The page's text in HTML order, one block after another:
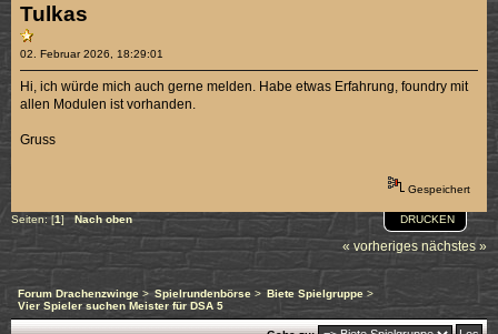
Tulkas
02. Februar 2026, 18:29:01
Hi, ich würde mich auch gerne melden. Habe etwas Erfahrung, foundry mit
allen Modulen ist vorhanden.
Gruss
Gespeichert
DRUCKEN
Seiten: [1]Nach oben
« vorheriges nächstes »
Forum Drachenzwinge > Spielrundenbörse> Biete Spielgruppe>
Vier Spieler suchen Meister für DSA 5